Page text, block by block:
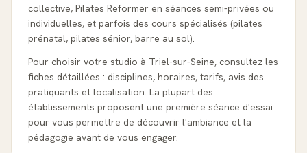
collective, Pilates Reformer en séances semi-privées ou
individuelles, et parfois des cours spécialisés (pilates
prénatal, pilates sénior, barre au sol).
Pour choisir votre studio à Triel-sur-Seine, consultez les
fiches détaillées : disciplines, horaires, tarifs, avis des
pratiquants et localisation. La plupart des
établissements proposent une première séance d'essai
pour vous permettre de découvrir l'ambiance et la
pédagogie avant de vous engager.